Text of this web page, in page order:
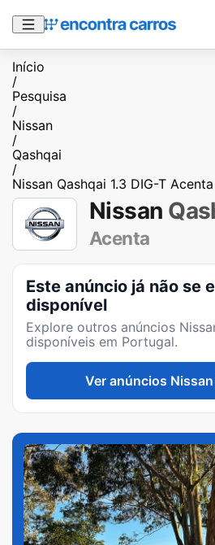
Início
/
Pesquisa
/
Nissan
/
Qashqai
/
Nissan Qashqai 1.3 DIG-T Acenta
Nissan
Acenta
Este anúncio já não se
disponível
Explore outros anúncios
disponíveis em Portugal.
Ver anúncios